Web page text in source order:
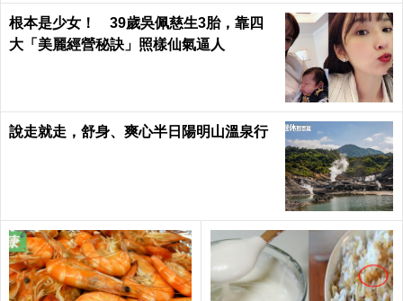
根本是少女！ 39歲吳佩慈生3胎，靠四
大「美麗經營秘訣」照樣仙氣逼人
說走就走，舒身、爽心半日陽明山溫泉行